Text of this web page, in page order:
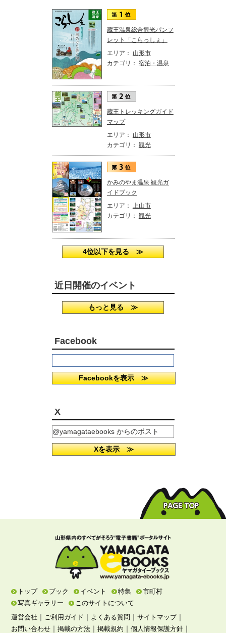
蔵王温泉総合観光パンフ
レット「こらっしぇ」
エリア： 山形市
カテゴリ： 宿泊・温泉
蔵王トレッキングガイド
マップ
エリア： 山形市
カテゴリ： 観光
かみのやま温泉 観光ガ
イドブック
エリア： 上山市
カテゴリ： 観光
4位以下を見る ≫
近日開催のイベント
もっと見る ≫
Facebook
Facebookを表示 ≫
X
@yamagataebooks からのポスト
Xを表示 ≫
トップ ブック イベント 特集
市町村
写真ギャラリー
このサイトについて
運営会社 ｜ ご利用ガイド ｜ よくある質問 ｜サイトマップ｜
お問い合わせ ｜掲載の方法 ｜掲載規約 ｜個人情報保護方針 ｜